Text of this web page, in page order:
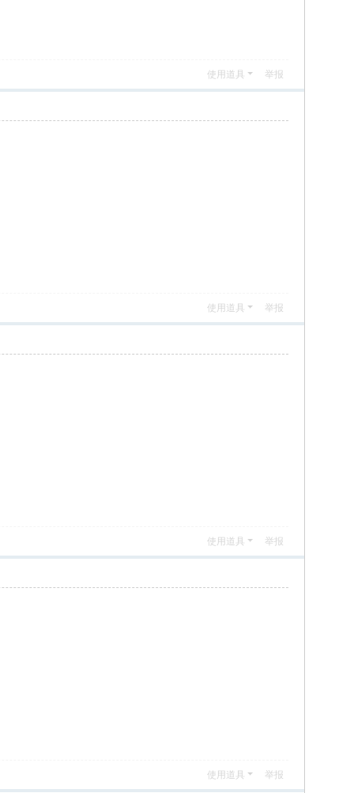
使用道具 举报
使用道具 举报
使用道具 举报
使用道具 举报